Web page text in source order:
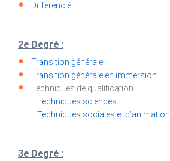
Différencié
2e Degré :
Transition générale
Transition générale en immersion
Techniques de qualification :
Techniques sciences
Techniques sociales et d’animation
3e Degré :